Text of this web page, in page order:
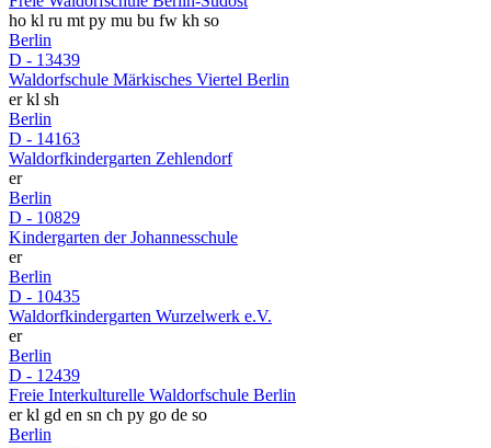
ho kl ru mt py mu bu fw kh so
Berlin
D - 13439
Waldorfschule Märkisches Viertel Berlin
er kl sh
Berlin
D - 14163
Waldorfkindergarten Zehlendorf
er
Berlin
D - 10829
Kindergarten der Johannesschule
er
Berlin
D - 10435
Waldorfkindergarten Wurzelwerk e.V.
er
Berlin
D - 12439
Freie Interkulturelle Waldorfschule Berlin
er kl gd en sn ch py go de so
Berlin